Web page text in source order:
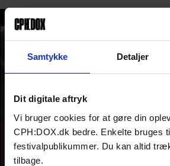
Samtykke Detaljer
Dit digitale aftryk
Vi bruger cookies for at gøre din
CPH:DOX.dk bedre. Enkelte bruges
festivalpublikummer. Du kan altid
tilbage.
Jona K Dohr